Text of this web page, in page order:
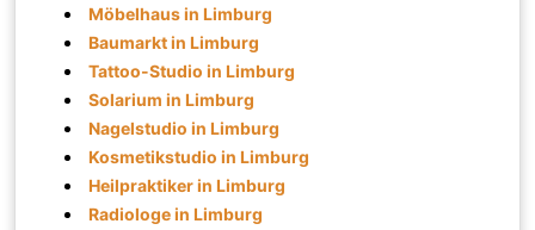
Möbelhaus in Limburg
Baumarkt in Limburg
Tattoo-Studio in Limburg
Solarium in Limburg
Nagelstudio in Limburg
Kosmetikstudio in Limburg
Heilpraktiker in Limburg
Radiologe in Limburg